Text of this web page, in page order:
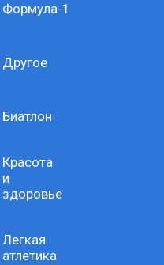
Формула-1
Другое
Биатлон
Красота
и
здоровье
Легкая
атлетика